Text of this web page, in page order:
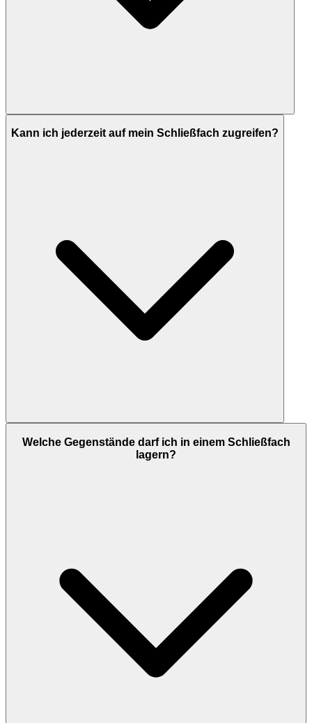
Kann ich jederzeit auf mein Schließfach zugreifen?
Welche Gegenstände darf ich in einem Schließfach
lagern?